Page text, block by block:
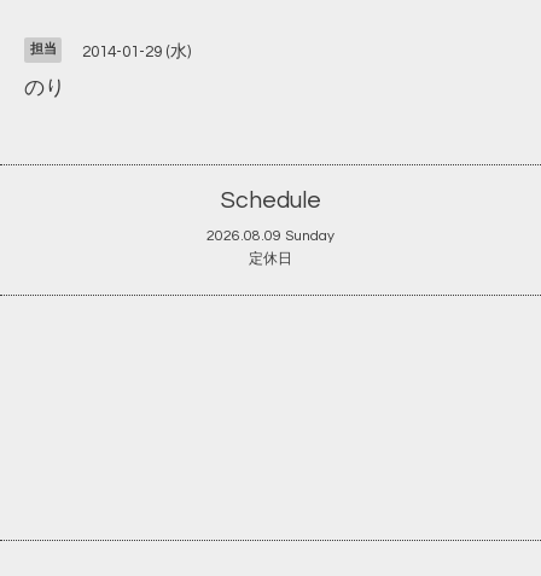
担当 2014-01-29 (水)
のり
Schedule
2026.08.09 Sunday
定休日